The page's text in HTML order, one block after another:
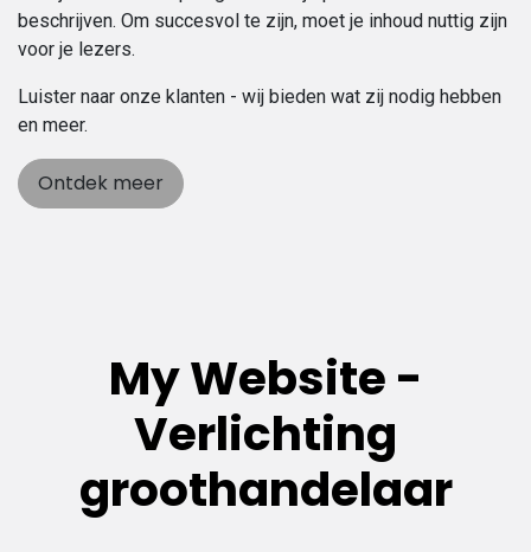
beschrijven. Om succesvol te zijn, moet je inhoud nuttig zijn
voor je lezers.
Luister naar onze klanten - wij bieden wat zij nodig hebben
en meer.
Ontdek meer
My Website -
Verlichting
groothandelaar